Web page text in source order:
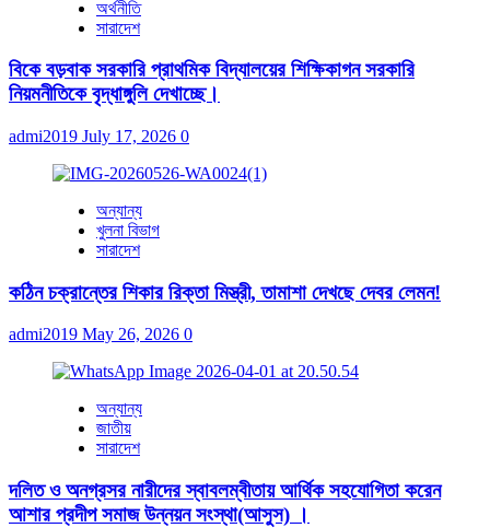
অর্থনীতি
সারাদেশ
বিকে বড়বাক সরকারি প্রাথমিক বিদ্যালয়ের শিক্ষিকাগন সরকারি
নিয়মনীতিকে বৃদ্ধাঙ্গুলি দেখাচ্ছে।
admi2019 July 17, 2026 0
অন্যান্য
খুলনা বিভাগ
সারাদেশ
কঠিন চক্রান্তের শিকার রিক্তা মিস্ত্রী, তামাশা দেখছে দেবর লেমন!
admi2019 May 26, 2026 0
অন্যান্য
জাতীয়
সারাদেশ
দলিত ও অনগ্রসর নারীদের স্বাবলম্বীতায় আর্থিক সহযোগিতা করেন
আশার প্রদীপ সমাজ উন্নয়ন সংস্থা(আসুস) ।